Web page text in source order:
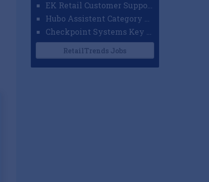
EK Retail Customer Support Omnichannel
RetailTrends Jobs